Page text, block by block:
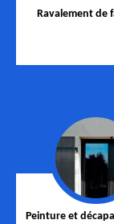
Ravalement de
Peinture et